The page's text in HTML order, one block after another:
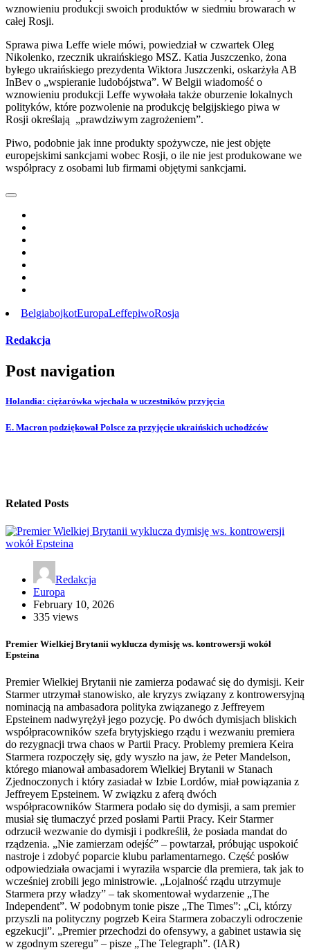
wznowieniu produkcji swoich produktów w siedmiu browarach w
całej Rosji.
Sprawa piwa Leffe wiele mówi, powiedział w czwartek Oleg
Nikolenko, rzecznik ukraińskiego MSZ. Katia Juszczenko, żona
byłego ukraińskiego prezydenta Wiktora Juszczenki, oskarżyła AB
InBev o „wspieranie ludobójstwa”. W Belgii wiadomość o
wznowieniu produkcji Leffe wywołała także oburzenie lokalnych
polityków, które pozwolenie na produkcję belgijskiego piwa w
Rosji określają „prawdziwym zagrożeniem”.
Piwo, podobnie jak inne produkty spożywcze, nie jest objęte
europejskimi sankcjami wobec Rosji, o ile nie jest produkowane we
współpracy z osobami lub firmami objętymi sankcjami.
BelgiabojkotEuropaLeffepiwoRosja
Redakcja
Post navigation
Holandia: ciężarówka wjechała w uczestników przyjęcia
E. Macron podziękował Polsce za przyjęcie ukraińskich uchodźców
Related Posts
Redakcja
Europa
February 10, 2026
335 views
Premier Wielkiej Brytanii wyklucza dymisję ws. kontrowersji wokół
Epsteina
Premier Wielkiej Brytanii nie zamierza podawać się do dymisji. Keir
Starmer utrzymał stanowisko, ale kryzys związany z kontrowersyjną
nominacją na ambasadora polityka związanego z Jeffreyem
Epsteinem nadwyrężył jego pozycję. Po dwóch dymisjach bliskich
współpracowników szefa brytyjskiego rządu i wezwaniu premiera
do rezygnacji trwa chaos w Partii Pracy. Problemy premiera Keira
Starmera rozpoczęły się, gdy wyszło na jaw, że Peter Mandelson,
którego mianował ambasadorem Wielkiej Brytanii w Stanach
Zjednoczonych i który zasiadał w Izbie Lordów, miał powiązania z
Jeffreyem Epsteinem. W związku z aferą dwóch
współpracowników Starmera podało się do dymisji, a sam premier
musiał się tłumaczyć przed posłami Partii Pracy. Keir Starmer
odrzucił wezwanie do dymisji i podkreślił, że posiada mandat do
rządzenia. „Nie zamierzam odejść” – powtarzał, próbując uspokoić
nastroje i zdobyć poparcie klubu parlamentarnego. Część posłów
odpowiedziała owacjami i wyraziła wsparcie dla premiera, tak jak to
wcześniej zrobili jego ministrowie. „Lojalność rządu utrzymuje
Starmera przy władzy” – tak skomentował wydarzenie „The
Independent”. W podobnym tonie pisze „The Times”: „Ci, którzy
przyszli na polityczny pogrzeb Keira Starmera zobaczyli odroczenie
egzekucji”. „Premier przechodzi do ofensywy, a gabinet ustawia się
w zgodnym szeregu” – pisze „The Telegraph”. (IAR)